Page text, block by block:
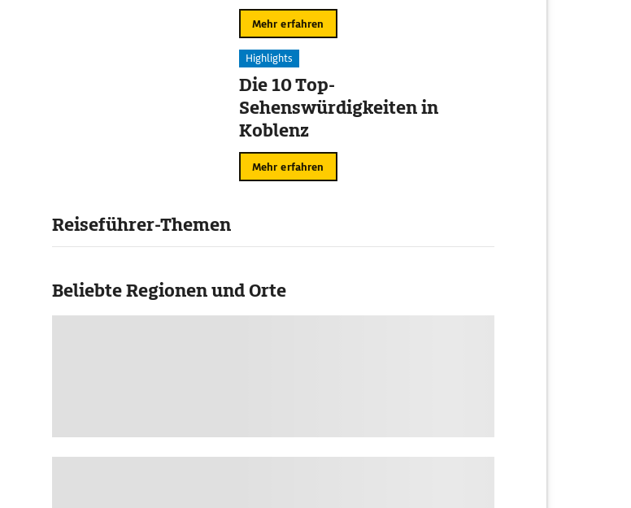
Mehr erfahren
Highlights
Die 10 Top-
Sehenswürdigkeiten in
Koblenz
Mehr erfahren
Reiseführer-Themen
Beliebte Regionen und Orte